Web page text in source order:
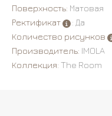
Поверхность: Матовая
Ректификат
: Да
Количество рисунков
Производитель: IMOLA
Коллекция: The Room